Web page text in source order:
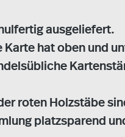
ausgeliefert.
Karte hat oben und
roten Holzstäbe
platzsparend